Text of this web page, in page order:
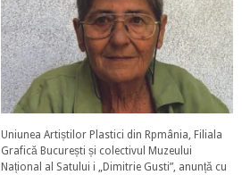
Uniunea Artiștilor Plastici din Rpmânia, Filiala
Grafică București și colectivul Muzeului
Național al Satului i „Dimitrie Gusti”, anunță cu